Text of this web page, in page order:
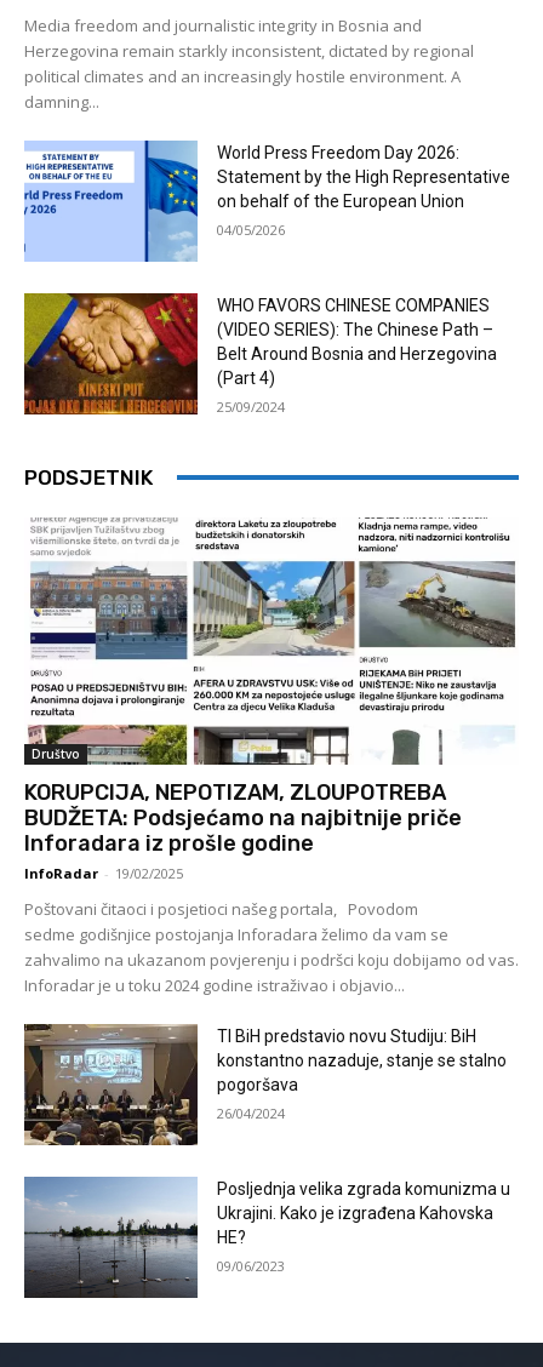
Media freedom and journalistic integrity in Bosnia and
Herzegovina remain starkly inconsistent, dictated by regional
political climates and an increasingly hostile environment. A
damning...
World Press Freedom Day 2026:
Statement by the High Representative
on behalf of the European Union
04/05/2026
WHO FAVORS CHINESE COMPANIES
(VIDEO SERIES): The Chinese Path –
Belt Around Bosnia and Herzegovina
(Part 4)
25/09/2024
PODSJETNIK
Društvo
KORUPCIJA, NEPOTIZAM, ZLOUPOTREBA
BUDŽETA: Podsjećamo na najbitnije priče
Inforadara iz prošle godine
InfoRadar - 19/02/2025
Poštovani čitaoci i posjetioci našeg portala, Povodom
sedme godišnjice postojanja Inforadara želimo da vam se
zahvalimo na ukazanom povjerenju i podršci koju dobijamo od vas.
Inforadar je u toku 2024 godine istraživao i objavio...
TI BiH predstavio novu Studiju: BiH
konstantno nazaduje, stanje se stalno
pogoršava
26/04/2024
Posljednja velika zgrada komunizma u
Ukrajini. Kako je izgrađena Kahovska
HE?
09/06/2023